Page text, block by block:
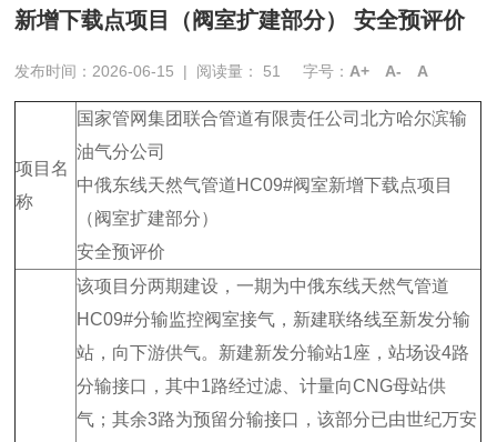
新增下载点项目（阀室扩建部分） 安全预评价
发布时间：2026-06-15 | 阅读量： 51 字号： A+ A- A
项目名
称
国家管网集团联合管道有限责任公司北方哈尔滨输
油气分公司
中俄东线天然气管道HC09#阀室新增下载点项目
（阀室扩建部分）
安全预评价
该项目分两期建设，一期为中俄东线天然气管道
HC09#分输监控阀室接气，新建联络线至新发分输
站，向下游供气。新建新发分输站1座，站场设4路
分输接口，其中1路经过滤、计量向CNG母站供
气；其余3路为预留分输接口，该部分已由世纪万安